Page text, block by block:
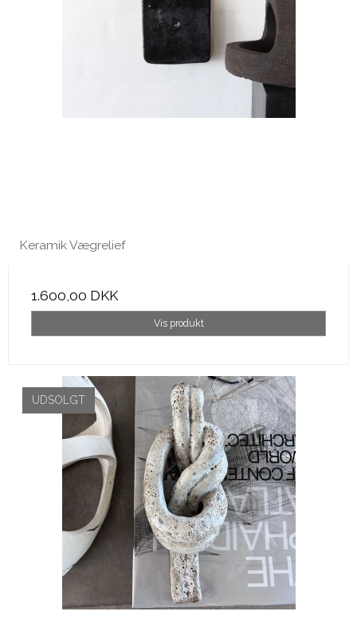
Keramik Vægrelief
1.600,00 DKK
Vis produkt
UDSOLGT